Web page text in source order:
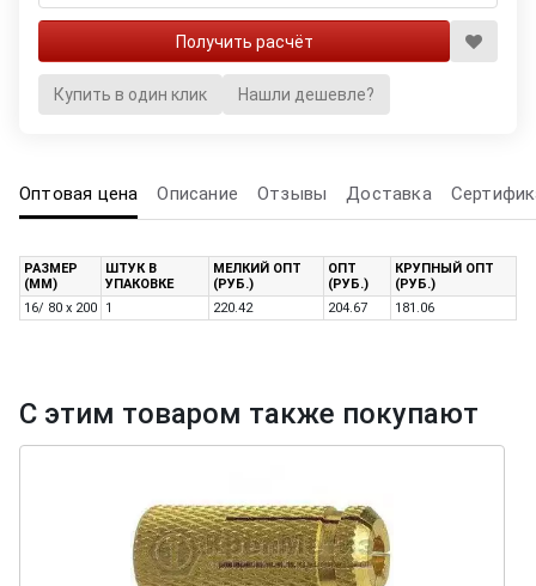
Купить в один клик Нашли дешевле?
Оптовая цена Описание Отзывы Доставка
РАЗМЕР
(ММ)
ШТУК В
УПАКОВКЕ
МЕЛКИЙ ОПТ
(РУБ.)
ОПТ
(РУБ.)
КРУПНЫЙ ОПТ
(РУБ.)
16/ 80 x 200
1 220.42 204.67 181.06
С этим товаром также покупают